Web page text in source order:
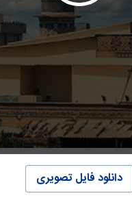
دانلود فایل تصویری